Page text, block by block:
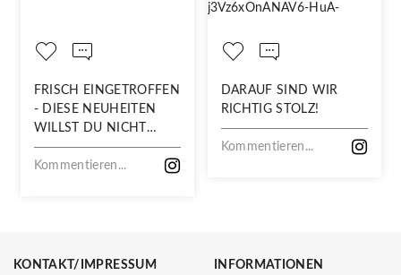
FRISCH EINGETROFFEN
- DIESE NEUHEITEN
WILLST DU NICHT
VERPASSEN!
Kommentieren...
DARAUF SIND WIR
RICHTIG STOLZ!
Kommentieren...
KONTAKT/IMPRESSUM INFORMATIONEN